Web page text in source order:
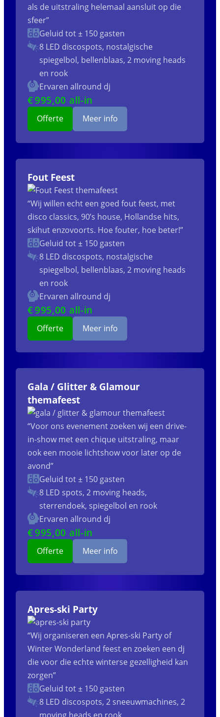
als de uitstraling helemaal aansluit op die
sfeer”
Geluid tot ± 150 gasten
8 LED discospots, nostalgische
spiegelbol, bellenblaas, 2 moving heads
en rook
Ervaren allround dj
€995,00 all-in
Offerte Meer info
Fout Feest
“Wij willen echt een goed fout feest, met
disco classics, 90’s house, Hollandse hits,
skihut enzovoorts. Hoe fouter, hoe beter!”
Geluid tot ± 150 gasten
8 LED discospots, nostalgische
spiegelbol, bellenblaas, 2 moving heads
en rook
Ervaren allround dj
€995,00 all-in
Offerte Meer info
Gala / Glitter & Glamour
themafeest
“Voor ons evenement zoeken wij een drive-
in-show met een chique uitstraling, maar
ook een mooie lichtshow voor later op de
avond”
Geluid tot ± 150 gasten
8 LED spots, 2 moving heads,
sterrendoek, spiegelbol en rook
Ervaren allround dj
€995,00 all-in
Offerte Meer info
Apres-ski Party
“Wij organiseren een Apres-ski Party of
Winter Wonderland feest en zoeken een dj
die voor die echte winterse gezelligheid kan
zorgen”
Geluid tot ± 150 gasten
8 LED discospots, 2 sneeuwmachines, 2